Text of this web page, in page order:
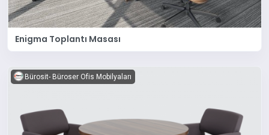
Enigma Toplantı Masası
Bürosit- Büroser Ofis Mobilyaları